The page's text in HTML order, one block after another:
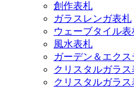
創作表札
ガラスレンガ表札
ウェーブタイル表
風水表札
ガーデン＆エクス
クリスタルガラス
クリスタルガラス